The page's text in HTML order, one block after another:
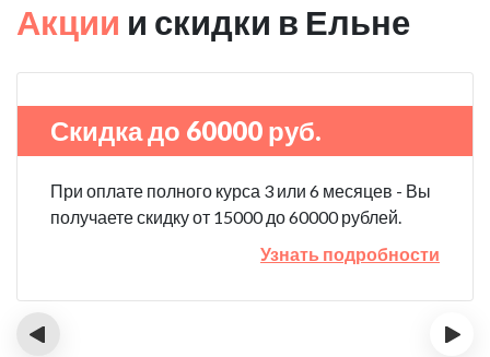
Акции и скидки в Ельне
Скидка до 60000 руб.
При оплате полного курса 3 или 6 месяцев - Вы
получаете скидку от 15000 до 60000 рублей.
Узнать подробности
‹ ›